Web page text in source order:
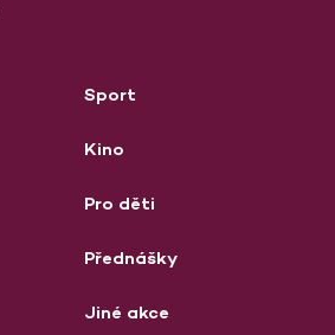
Sport
Kino
Pro děti
Přednášky
Jiné akce